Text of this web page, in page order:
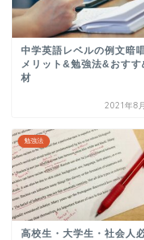
中学英語レベルの例文暗
メリット&勉強法&おすす
材
2021年8
勉強法
高校生・大学生・社会人